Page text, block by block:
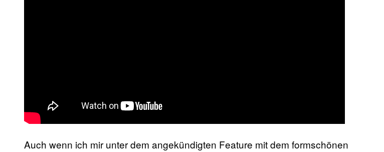
Auch wenn ich mir unter dem angekündigten Feature mit dem formschönen